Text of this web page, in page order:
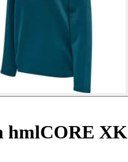
hmlCORE XK